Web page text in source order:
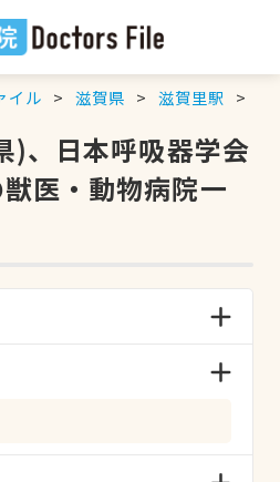
イル 滋賀県 滋賀里駅
)、日本呼吸器学会
医・動物病院一